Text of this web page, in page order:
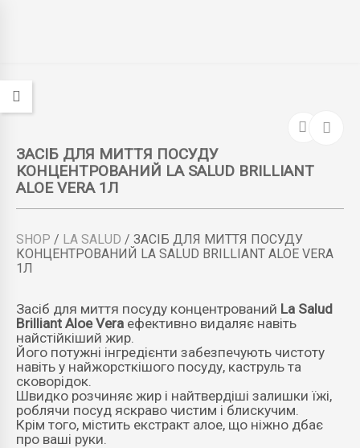
ЗАСІБ ДЛЯ МИТТЯ ПОСУДУ
КОНЦЕНТРОВАНИЙ LA SALUD BRILLIANT
ALOE VERA 1Л
SHOP / LA SALUD / ЗАСІБ ДЛЯ МИТТЯ ПОСУДУ
КОНЦЕНТРОВАНИЙ LA SALUD BRILLIANT ALOE VERA
1Л
Засіб для миття посуду концентрований La Salud
Brilliant Aloe Vera ефективно видаляє навіть
найстійкіший жир.
Його потужні інгредієнти забезпечують чистоту
навіть у найжорсткішого посуду, каструль та
сковорідок.
Швидко розчиняє жир і найтвердіші залишки їжі,
роблячи посуд яскраво чистим і блискучим.
Крім того, містить екстракт алое, що ніжно дбає
про ваші руки.